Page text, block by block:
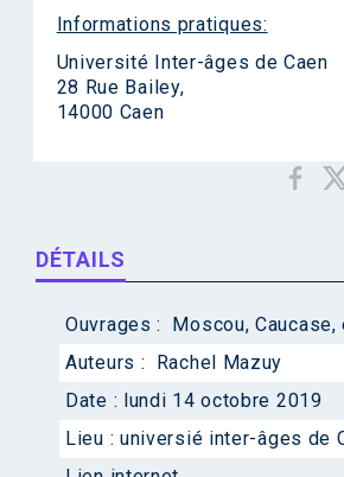
Informations pratiques:
Université Inter-âges de Caen
28 Rue Bailey,
14000 Caen
DÉTAILS
Ouvrages :
Moscou,
Auteurs :
Rachel Mazuy
Date : lundi 14 octobre 2019
Lieu : universié inter-âges de